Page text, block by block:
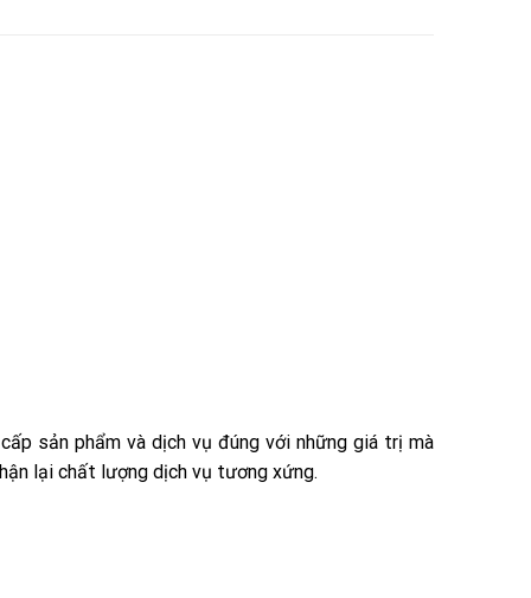
sản phẩm và dịch vụ đúng với những giá trị mà
lại chất lượng dịch vụ tương xứng.